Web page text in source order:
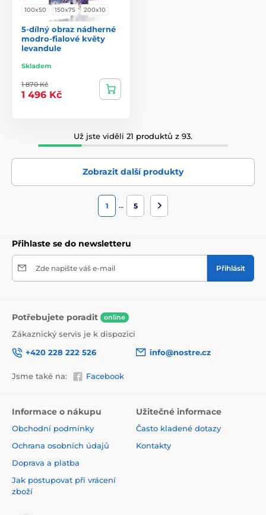
100x50 150x75 200x10
5-dílný obraz nádherné
modro-fialové květy
levandule
Skladem
1 870 Kč
1 496 Kč
Už jste viděli 21 produktů z 93.
Zobrazit další produkty
1 … 5
Přihlaste se do newsletteru
Zde napište váš e-mail Přihlásit
Potřebujete poradit online
Zákaznický servis je k dispozici
+420 228 222 526
info@nostre.cz
Jsme také na: Facebook
Informace o nákupu
Obchodní podmínky
Ochrana osobních údajů
Doprava a platba
Jak postupovat při vrácení
zboží
Užitečné informace
Často kladené dotazy
Kontakty